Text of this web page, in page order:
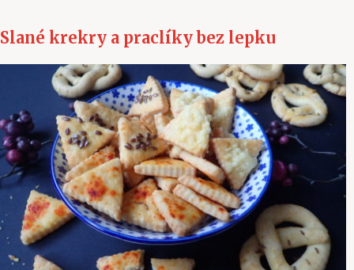
Slané krekry a praclíky bez lepku